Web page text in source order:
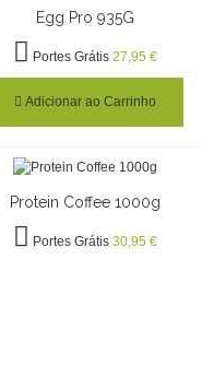
Egg Pro 935G
Portes Grátis 27,95 €
Adicionar ao Carrinho
Protein Coffee 1000g
Portes Grátis 30,95 €